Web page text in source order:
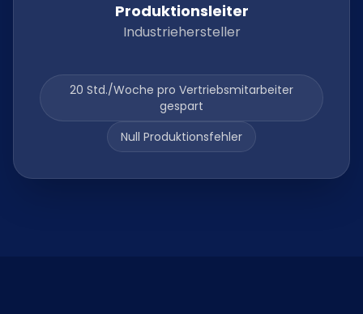
Produktionsleiter
Industriehersteller
20 Std./Woche pro Vertriebsmitarbeiter
gespart
Null Produktionsfehler